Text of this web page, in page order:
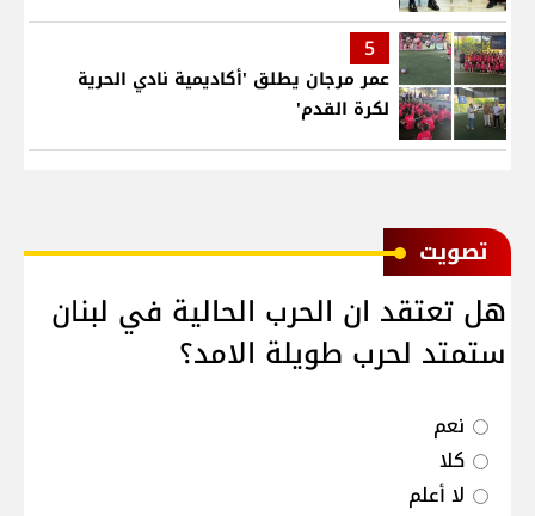
5
عمر مرجان يطلق 'أكاديمية نادي الحرية
لكرة القدم'
ﺗﺼﻮﻳﺖ
هل تعتقد ان الحرب الحالية في لبنان
ستمتد لحرب طويلة الامد؟
نعم
كلا
لا أعلم